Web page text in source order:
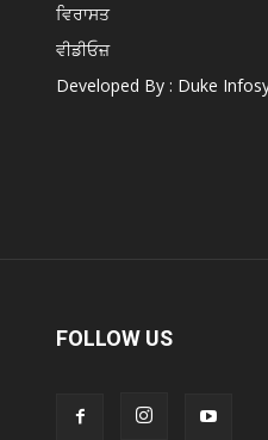
ਵਿਰਾਸਤ
ਵੀਡੀਓਜ਼
Developed By : Duke
FOLLOW US